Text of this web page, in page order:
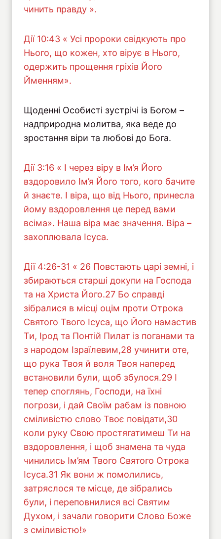
чинить правду ».
Дiї 10:43 « Усі пророки свідкують про
Нього, що кожен, хто вірує в Нього,
одержить прощення гріхів Його
Йменням».
Щоденні Особисті зустрічі із Богом –
надприродна молитва, яка веде до
зростання віри та любові до Бога.
Дiї 3:16 « І через віру в Ім’я Його
вздоровило Ім’я Його того, кого бачите
й знаєте. І віра, що від Нього, принесла
йому вздоровлення це перед вами
всіма». Наша віра має значення. Віра –
захоплювала Ісуса.
Дії 4:26-31 « 26 Повстають царі земні, і
збираються старші докупи на Господа
та на Христа Його.27 Бо справді
зібралися в місці оцім проти Отрока
Святого Твого Ісуса, що Його намастив
Ти, Ірод та Понтій Пилат із поганами та
з народом Ізраїлевим,28 учинити оте,
що рука Твоя й воля Твоя наперед
встановили були, щоб збулося.29 І
тепер споглянь, Господи, на їхні
погрози, і дай Своїм рабам із повною
сміливістю слово Твоє повідати,30
коли руку Свою простягатимеш Ти на
вздоровлення, і щоб знамена та чуда
чинились Ім’ям Твого Святого Отрока
Ісуса.31 Як вони ж помолились,
затряслося те місце, де зібрались
були, і переповнилися всі Святим
Духом, і зачали говорити Слово Боже
з сміливістю!»